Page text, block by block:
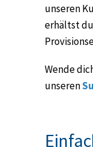
unseren
erhältst
Wende
unseren